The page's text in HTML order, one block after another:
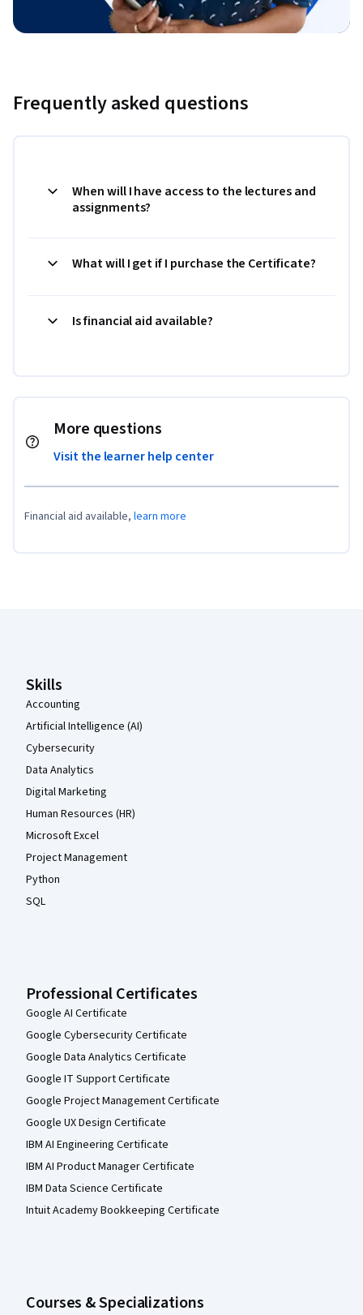
Frequently asked questions
When will I have access to the lectures and
assignments?
What will I get if I purchase the Certificate?
Is financial aid available?
More questions
Visit the learner help center
Financial aid available, learn more
Skills
Accounting
Artificial Intelligence (AI)
Cybersecurity
Data Analytics
Digital Marketing
Human Resources (HR)
Microsoft Excel
Project Management
Python
SQL
Professional Certificates
Google AI Certificate
Google Cybersecurity Certificate
Google Data Analytics Certificate
Google IT Support Certificate
Google Project Management Certificate
Google UX Design Certificate
IBM AI Engineering Certificate
IBM AI Product Manager Certificate
IBM Data Science Certificate
Intuit Academy Bookkeeping Certificate
Courses & Specializations